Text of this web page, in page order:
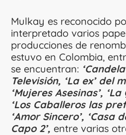
Mulkay es reconocido
interpretado varios
producciones de
estuvo en Colombia,
se encuentran:
Televisión, ‘La ex’ del
‘Mujeres Asesinas’,
‘Los Caballeros las
‘Amor Sincero’, ‘Casa
Capo 2’, entre varias